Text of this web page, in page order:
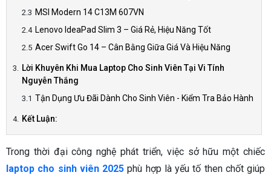
MSI Modern 14 C13M 607VN
Lenovo IdeaPad Slim 3 – Giá Rẻ, Hiệu Năng Tốt
Acer Swift Go 14 – Cân Bằng Giữa Giá Và Hiệu Năng
Lời Khuyên Khi Mua Laptop Cho Sinh Viên Tại Vi Tính
Nguyễn Thắng
Tận Dụng Ưu Đãi Dành Cho Sinh Viên - Kiểm Tra Bảo Hành
Kết Luận:
Trong thời đại công nghệ phát triển, việc sở hữu một chiếc
laptop cho sinh viên 2025 phù hợp là yếu tố then chốt giúp